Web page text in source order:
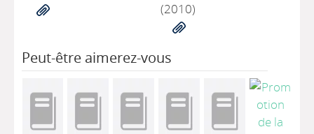
(2010)
Peut-être aimerez-vous